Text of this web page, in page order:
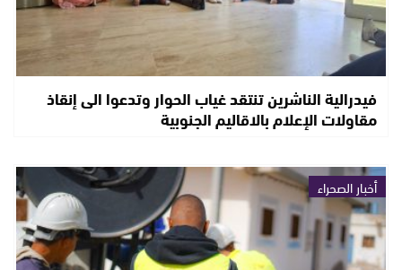
فيدرالية الناشرين تنتقد غياب الحوار وتدعوا الى إنقاذ
مقاولات الإعلام بالاقاليم الجنوبية
أخبار الصحراء